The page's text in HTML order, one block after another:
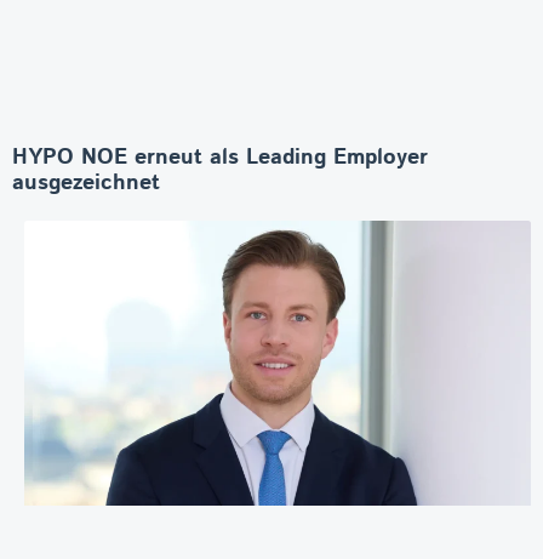
HYPO NOE erneut als Leading Employer
ausgezeichnet